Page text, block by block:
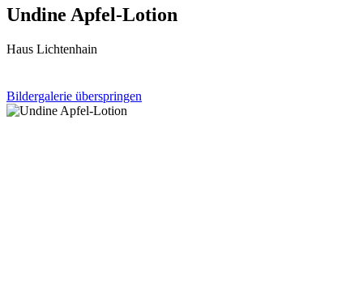
Undine Apfel-Lotion
Haus Lichtenhain
Bildergalerie überspringen